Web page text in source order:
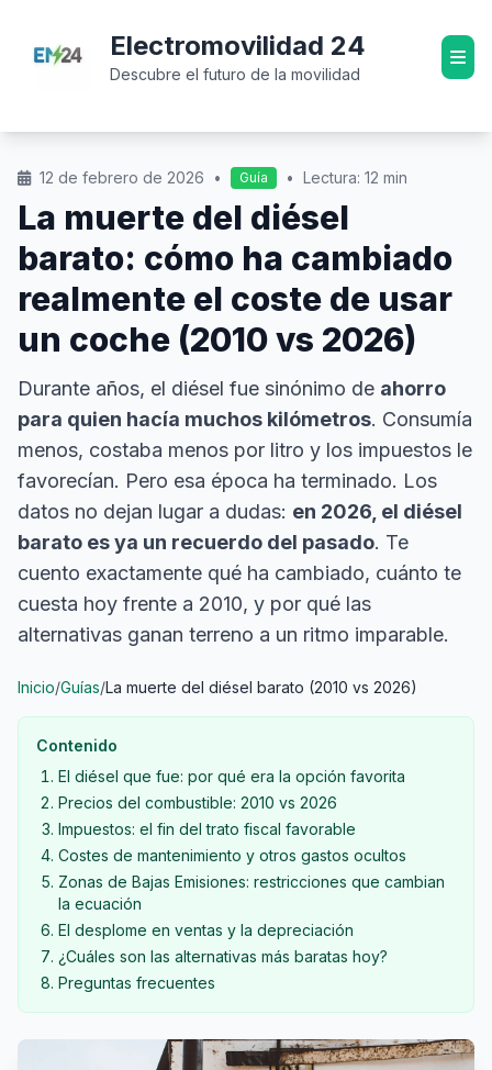
Electromovilidad 24
Descubre el futuro de la movilidad
12 de febrero de 2026 • Guía • Lectura: 12 min
La muerte del diésel
barato: cómo ha cambiado
realmente el coste de usar
un coche (2010 vs 2026)
Durante años, el diésel fue sinónimo de ahorro
para quien hacía muchos kilómetros. Consumía
menos, costaba menos por litro y los impuestos le
favorecían. Pero esa época ha terminado. Los
datos no dejan lugar a dudas: en 2026, el diésel
barato es ya un recuerdo del pasado. Te
cuento exactamente qué ha cambiado, cuánto te
cuesta hoy frente a 2010, y por qué las
alternativas ganan terreno a un ritmo imparable.
Inicio/Guías/La muerte del diésel barato (2010 vs 2026)
Contenido
El diésel que fue: por qué era la opción favorita
Precios del combustible: 2010 vs 2026
Impuestos: el fin del trato fiscal favorable
Costes de mantenimiento y otros gastos ocultos
Zonas de Bajas Emisiones: restricciones que cambian
la ecuación
El desplome en ventas y la depreciación
¿Cuáles son las alternativas más baratas hoy?
Preguntas frecuentes